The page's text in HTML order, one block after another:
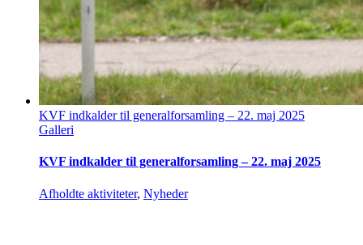
KVF indkalder til generalforsamling – 22. maj 2025
Galleri
KVF indkalder til generalforsamling – 22. maj 2025
Afholdte aktiviteter, Nyheder